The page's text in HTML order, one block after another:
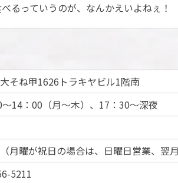
るっていうのが、なんかえいよねぇ！
そね甲1626トラキヤビル1階南
14：00（月～木）、17：30～深夜
月曜が祝日の場合は、日曜日営業、翌月
5211